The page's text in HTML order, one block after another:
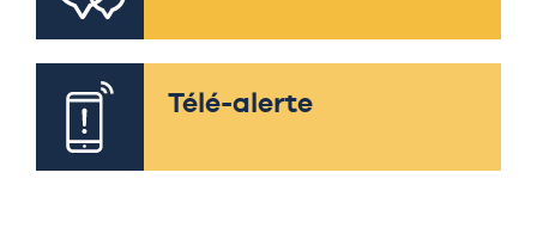
Télé-alerte